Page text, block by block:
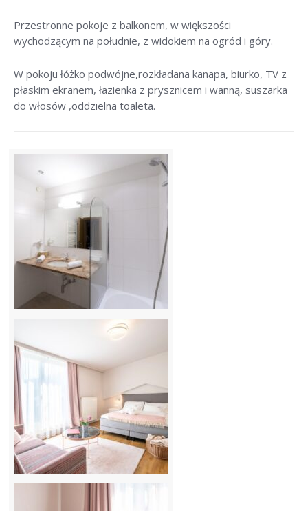
Przestronne pokoje z balkonem, w większości
wychodzącym na południe, z widokiem na ogród i góry.
W pokoju łóżko podwójne,rozkładana kanapa, biurko, TV z
płaskim ekranem, łazienka z prysznicem i wanną, suszarka
do włosów ,oddzielna toaleta.